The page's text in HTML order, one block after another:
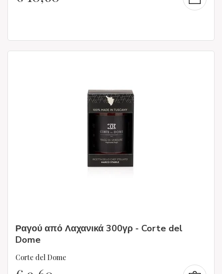
Ραγού από Λαχανικά 300γρ - Corte del
Dome
Corte del Dome